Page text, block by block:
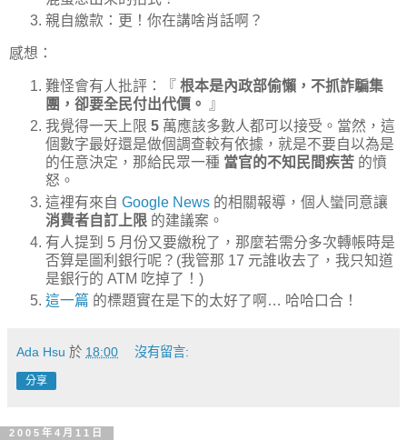
親自繳款：更！你在講啥肖話啊？
感想：
難怪會有人批評：『 根本是內政部偷懶，不抓詐騙集
團，卻要全民付出代價。
』
我覺得一天上限 5 萬應該多數人都可以接受。當然，這
個數字最好還是做個調查較有依據，就是不要自以為是
的任意決定，那給民眾一種 當官的不知民間疾苦 的憤
怒。
這裡有來自 Google News 的相關報導，個人蠻同意讓
消費者自訂上限 的建議案。
有人提到 5 月份又要繳稅了，那麼若需分多次轉帳時是
否算是圖利銀行呢？(我管那 17 元誰收去了，我只知道
是銀行的 ATM 吃掉了！)
這一篇 的標題實在是下的太好了啊… 哈哈口合！
Ada Hsu 於 18:00 沒有留言:
分享
2005年4月11日